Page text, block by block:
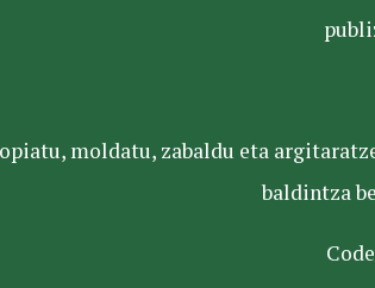
moldatu, zabaldu eta
baldintza